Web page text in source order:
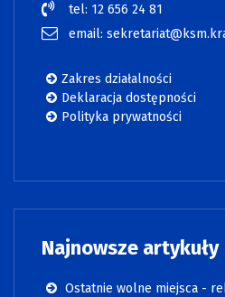
tel: 12 656 24 81
email:
Zakres działalności
Deklaracja dostępności
Polityka prywatności
Najnowsze artykuły
Ostatnie wolne miejsca -